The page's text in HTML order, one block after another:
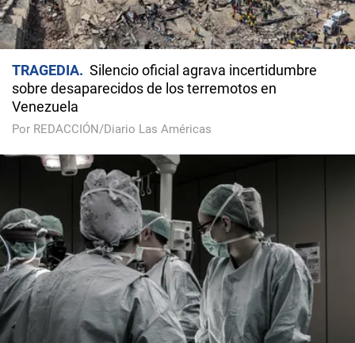
TRAGEDIA
Silencio oficial agrava incertidumbre
sobre desaparecidos de los terremotos en
Venezuela
Por REDACCIÓN/Diario Las Américas